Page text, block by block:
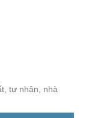
tư nhân, nhà